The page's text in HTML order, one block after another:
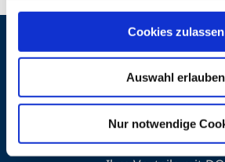
Cookies zulassen
Auswahl erlauben
Nur notwendige
Jetzt Digital-Abo testen und
nur 25 Euro.